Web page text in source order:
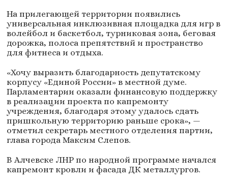
На прилегающей территории появились
универсальная инклюзивная площадка для игр в
волейбол и баскетбол, турниковая зона, беговая
дорожка, полоса препятствий и пространство
для фитнеса и отдыха.
«Хочу выразить благодарность депутатскому
корпусу «Единой России» в местной думе.
Парламентарии оказали финансовую поддержку
в реализации проекта по капремонту
учреждения, благодаря этому удалось сдать
пришкольную территорию раньше срока», —
отметил секретарь местного отделения партии,
глава города Максим Слепов.
В Алчевске ЛНР по народной программе начался
капремонт кровли и фасада ДК металлургов.